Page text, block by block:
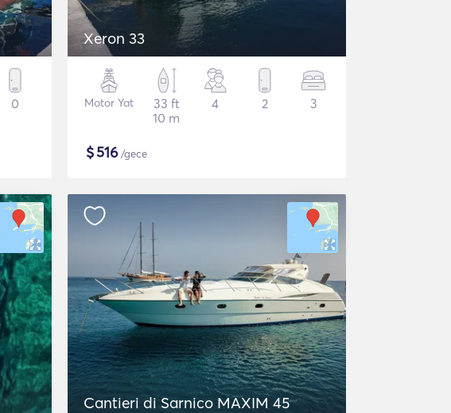
0
Xeron 33
Motor Yat
33 ft
10 m
4 2 3
$516/gece
Cantieri di Sarnico MAXIM 45